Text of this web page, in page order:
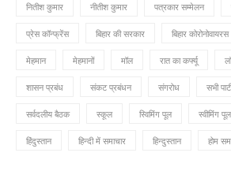
नितीश कुमार नीतीश कुमार पत्रकार सम्मेलन
प्रेस कॉन्फ्रेंस बिहार की सरकार बिहार कोरोनोवायरस
मेहमान मेहमानों मॉल रात का कर्फ्यू
शासन प्रबंध संकट प्रबंधन संगरोध सभी
सर्वदलीय बैठक स्कूल स्विमिंग पूल स्वीमिंग पूल
हिंदुस्तान हिन्दी में समाचार हिन्दुस्तान होम